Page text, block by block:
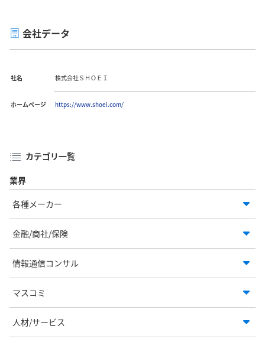
会社データ
社名 株式会社ＳＨＯＥＩ
ホームページ https://www.shoei.com/
カテゴリ一覧
業界
各種メーカー
金融/商社/保険
情報通信コンサル
マスコミ
人材/サービス